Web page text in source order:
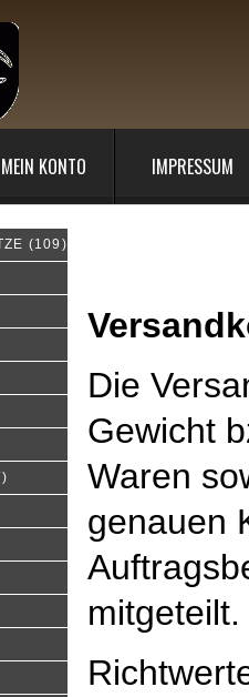
MEIN KONTO IMPRESSUM
(109)
Die
Gewicht
Waren
genauen
mitgeteilt.